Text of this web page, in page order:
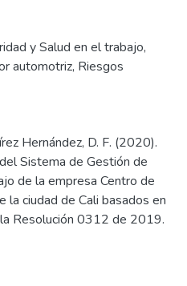
y Salud en el trabajo,
automotriz, Riesgos
Hernández, D. F. (2020).
Sistema de Gestión de
de la empresa Centro de
ciudad de Cali basados en
Resolución 0312 de 2019.